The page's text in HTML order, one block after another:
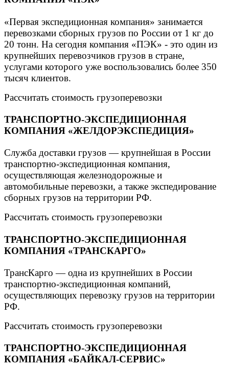
«Первая экспедиционная компания» занимается
перевозками сборных грузов по России от 1 кг до
20 тонн. На сегодня компания «ПЭК» - это один из
крупнейших перевозчиков грузов в стране,
услугами которого уже воспользовались более 350
тысяч клиентов.
Рассчитать стоимость грузоперевозки
ТРАНСПОРТНО-ЭКСПЕДИЦИОННАЯ
КОМПАНИЯ «ЖЕЛДОРЭКСПЕДИЦИЯ»
Служба доставки грузов — крупнейшая в России
транспортно-экспедиционная компания,
осуществляющая железнодорожные и
автомобильные перевозки, а также экспедирование
сборных грузов на территории РФ.
Рассчитать стоимость грузоперевозки
ТРАНСПОРТНО-ЭКСПЕДИЦИОННАЯ
КОМПАНИЯ «ТРАНСКАРГО»
ТрансКарго — одна из крупнейших в России
транспортно-экспедиционная компаний,
осуществляющих перевозку грузов на территории
РФ.
Рассчитать стоимость грузоперевозки
ТРАНСПОРТНО-ЭКСПЕДИЦИОННАЯ
КОМПАНИЯ «БАЙКАЛ-СЕРВИС»